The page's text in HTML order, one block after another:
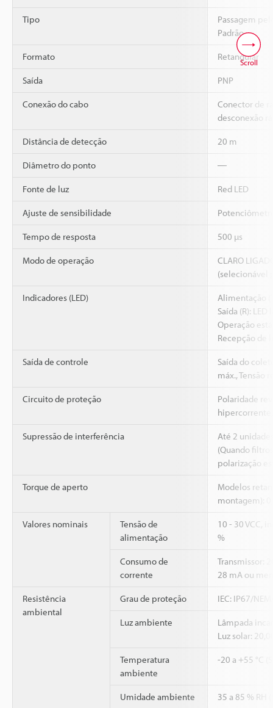
Tipo
Passagem
Padrão
Formato Retangular
Saída PNP
Conexão do cabo
Conector de
desconexão
Distância de detecção 20 m
Diâmetro do ponto ―
Fonte de luz Red LED
Ajuste de sensibilidade
Tempo de resposta 500 µs
Modo de operação
CLARO
(selecionável
Indicadores (LED)
Alimentação
Saída (R): LED
Operação
Recepção de
Saída de controle
Saída do
máx., Tensão
Circuito de proteção
Polaridade
Supressão de interferência
Até 2
(Quando
polarização
Torque de aperto
Modelos
montagem):
Valores nominais
Tensão de
alimentação
10 - 30 VCC,
%
Consumo de
corrente
Transmissor:
28 mA ou
Resistência
ambiental
Grau de proteção IEC: IP67/
Luz ambiente
Lâmpada
Luz solar:
Temperatura
ambiente
-20 a +55 °C
Umidade ambiente 35 a 85 % RH
Scroll